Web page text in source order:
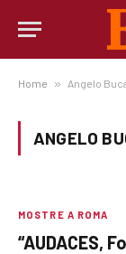
Home » Angelo
ANGELO
MOSTRE A ROMA
“AUDACES,